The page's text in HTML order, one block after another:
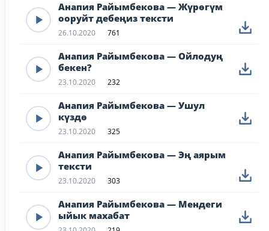
Анапия Райымбекова — Жүрөгүм
ооруйт дебеңиз тексти
26.10.2020 761
Анапия Райымбекова — Ойлодуң
бекен?
23.10.2020 232
Анапия Райымбекова — Ушул
күздө
23.10.2020 325
Анапия Райымбекова — Эң аярым
тексти
23.10.2020 303
Анапия Райымбекова — Мендеги
ыйык махабат